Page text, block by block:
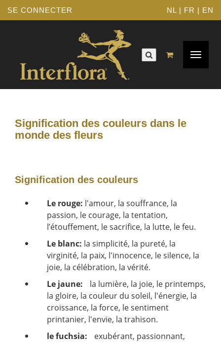
SE CONNECTER NL | FR | EN
Toggle
Signification des couleurs dans le
monde des fleurs
Signification des couleurs
Le rouge: l'amour, la souffrance, la
passion, le courage, la tentation,
l’étouffement, le sacrifice, la lutte, le feu.
Le blanc: la simplicité, la pureté, la
virginité, la paix, l'innocence, le silence, la
joie, la célébration, la vérité.
Le jaune: la lumière, la joie, le printemps,
la gloire, la couleur du soleil, l'énergie, la
croissance, la force, le sentiment
printanier, l'envie, la trahison.
le fuchsia:
exubérant, passionnant,